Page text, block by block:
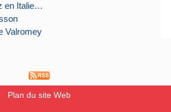
en Italie…
Valromey
Plan du site Web